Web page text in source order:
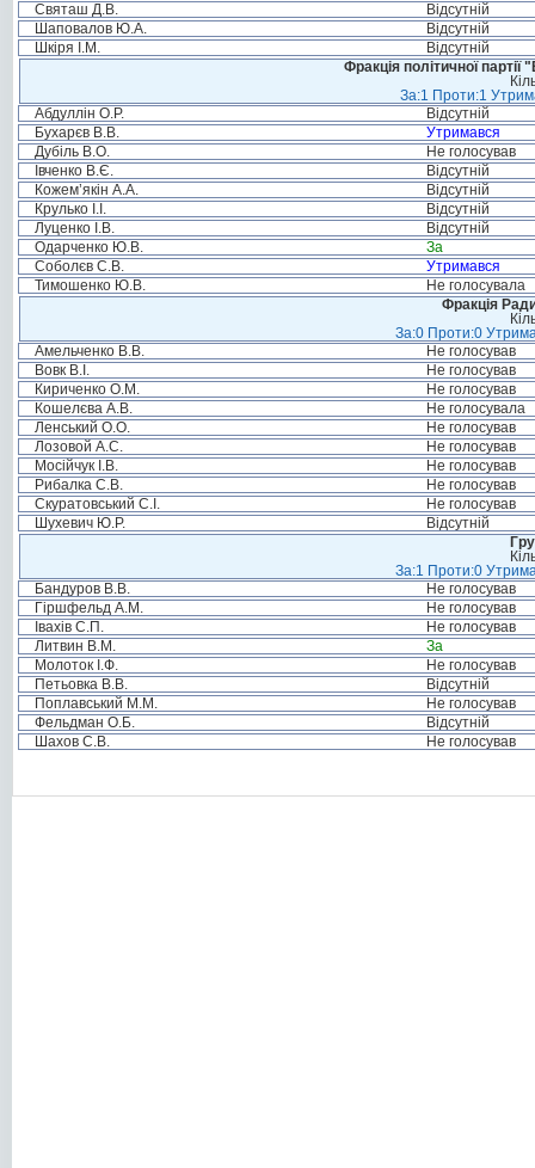
Святаш Д.В.
Відсутній
Шаповалов Ю.А.
Відсутній
Шкіря І.М.
Відсутній
Фракція політичної
За:1 Проти:1
Абдуллін О.Р.
Відсутній
Бухарєв В.В.
Утримався
Дубіль В.О.
Не голосував
Івченко В.Є.
Відсутній
Кожем’якін А.А.
Відсутній
Крулько І.І.
Відсутній
Луценко І.В.
Відсутній
Одарченко Ю.В.
За
Соболєв С.В.
Утримався
Тимошенко Ю.В.
Не голосувала
Фракція
За:0 Проти:0
Амельченко В.В.
Не голосував
Вовк В.І.
Не голосував
Кириченко О.М.
Не голосував
Кошелєва А.В.
Не голосувала
Ленський О.О.
Не голосував
Лозовой А.С.
Не голосував
Мосійчук І.В.
Не голосував
Рибалка С.В.
Не голосував
Скуратовський С.І.
Не голосував
Шухевич Ю.Р.
Відсутній
За:1 Проти:0
Бандуров В.В.
Не голосував
Гіршфельд А.М.
Не голосував
Івахів С.П.
Не голосував
Литвин В.М.
За
Молоток І.Ф.
Не голосував
Петьовка В.В.
Відсутній
Поплавський М.М.
Не голосував
Фельдман О.Б.
Відсутній
Шахов С.В.
Не голосував